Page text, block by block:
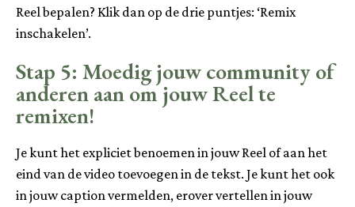
Reel bepalen? Klik dan op de drie puntjes: ‘Remix
inschakelen’.
Stap 5: Moedig jouw community of
anderen aan om jouw Reel te
remixen!
Je kunt het expliciet benoemen in jouw Reel of aan het
eind van de video toevoegen in de tekst. Je kunt het ook
in jouw caption vermelden, erover vertellen in jouw